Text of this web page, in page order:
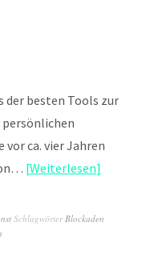
der besten Tools zur
vor ca. vier Jahren
Weiterlesen
SchlagwörterBlockaden